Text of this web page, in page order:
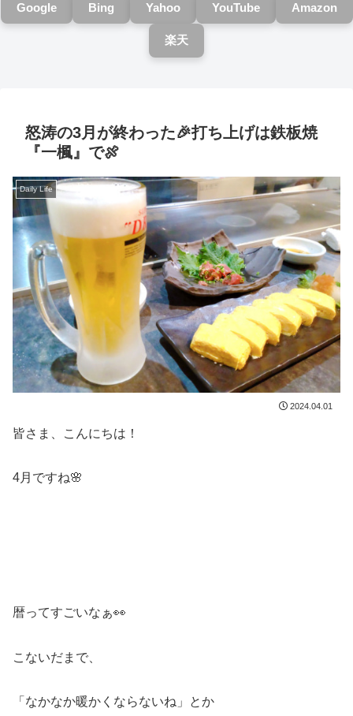
Google Bing Yahoo YouTube Amazon
楽天
怒涛の3月が終わった🎉打ち上げは鉄板焼
『一楓』で🍖
Daily Life
2024.04.01
皆さま、こんにちは！
4月ですね🌸
暦ってすごいなぁ👀
こないだまで、
「なかなか暖かくならないね」とか